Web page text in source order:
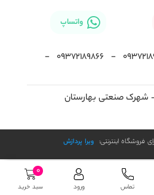
واتساپ
-
09372189866
-
- شهرک صنعتی بهارستان
فروشگاه اینترنتی: ویرا پردازش
تماس ورود سبد خرید
0